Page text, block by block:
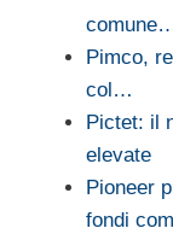
Pimco,
col…
Pictet: il
elevate
Pioneer
fondi